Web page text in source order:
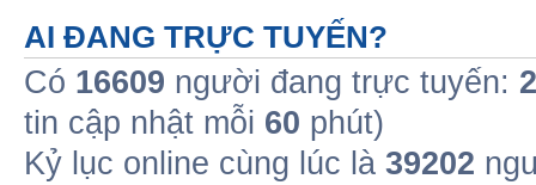
AI ĐANG TRỰC TUYẾN?
Có 16609 người đang trực tuyến: 2
tin cập nhật mỗi 60 phút)
Kỷ lục online cùng lúc là 39202